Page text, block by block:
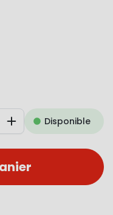
AugmenterDisponible